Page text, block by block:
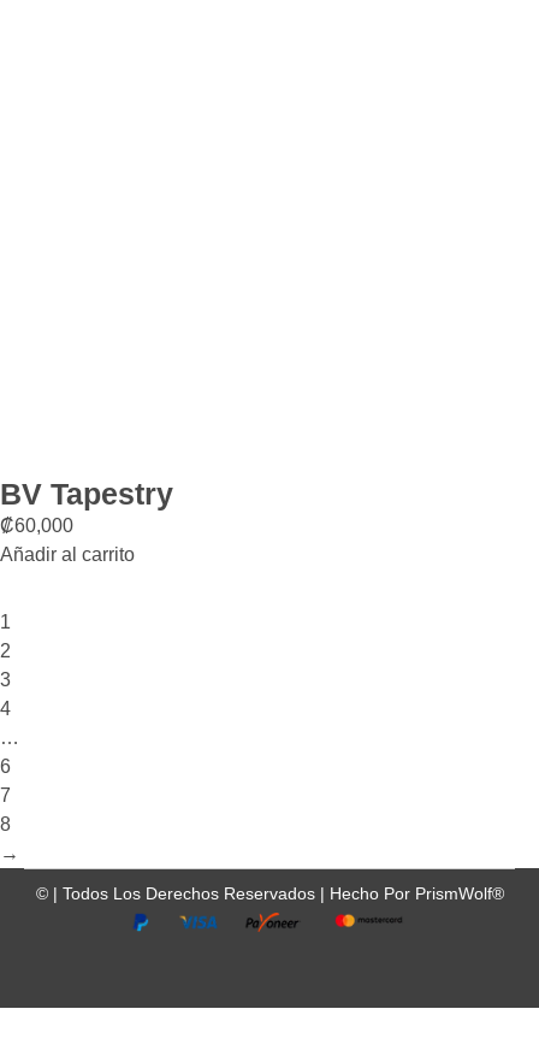
BV Tapestry
₡60,000
Añadir al carrito
1
2
3
4
…
6
7
8
→
© | Todos Los Derechos Reservados | Hecho Por PrismWolf®